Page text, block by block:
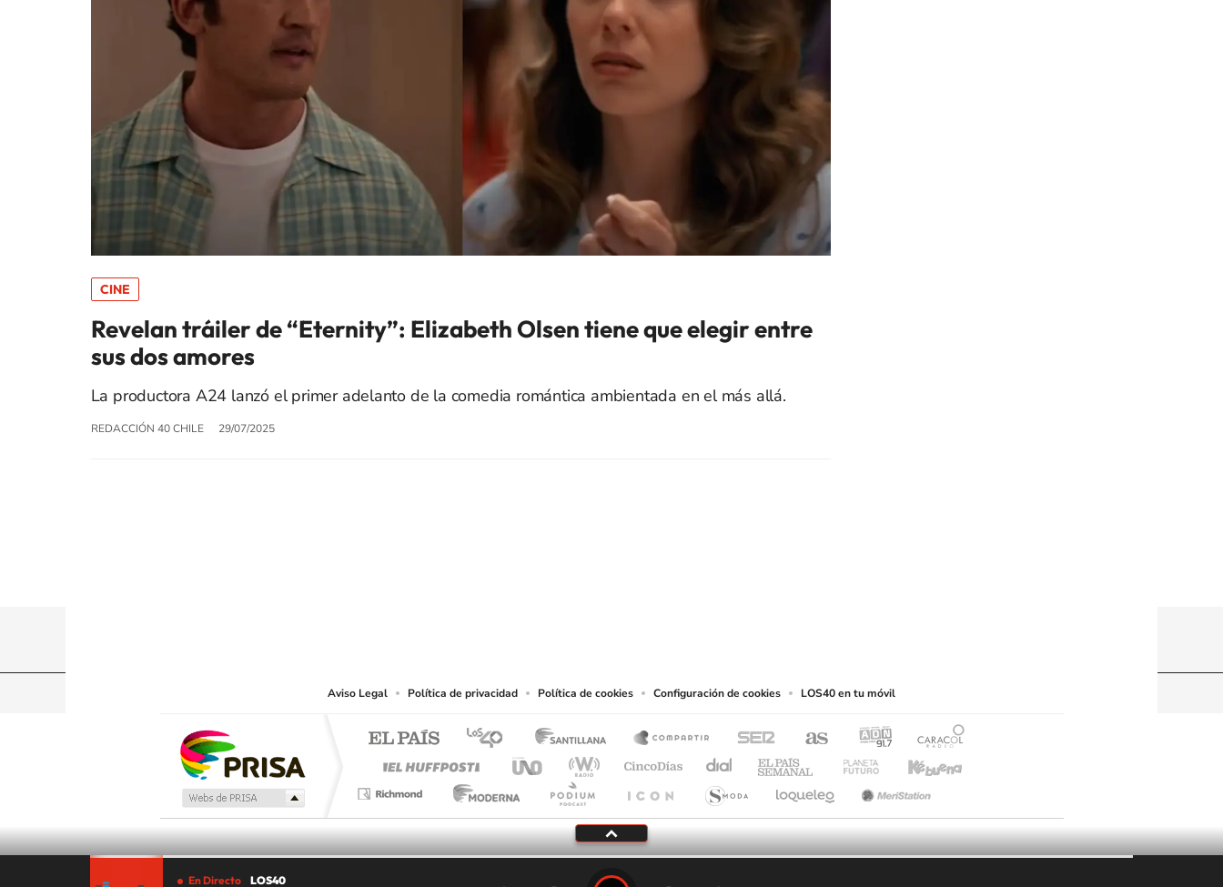
CINE
Revelan tráiler de “Eternity”: Elizabeth Olsen tiene que elegir entre
sus dos amores
La productora A24 lanzó el primer adelanto de la comedia romántica ambientada en el más allá.
REDACCIÓN 40 CHILE 29/07/2025
Aviso Legal Política de privacidad Política de cookies Configuración de cookies LOS40 en tu móvil
En Directo LOS40